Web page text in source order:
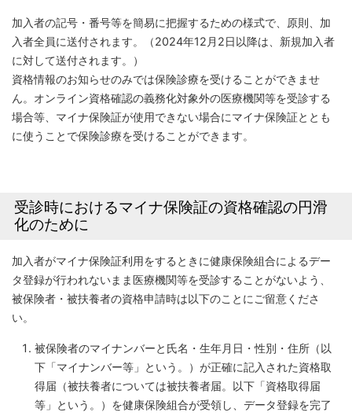
加入者の記号・番号等を簡易に把握するための様式で、原則、加
入者全員に送付されます。（2024年12月2日以降は、新規加入者
に対して送付されます。）
資格情報のお知らせのみでは保険診療を受けることができませ
ん。オンライン資格確認の義務化対象外の医療機関等を受診する
場合等、マイナ保険証が使用できない場合にマイナ保険証ととも
に使うことで保険診療を受けることができます。
受診時におけるマイナ保険証の資格確認の円滑
化のために
加入者がマイナ保険証利用をするときに健康保険組合によるデー
タ登録が行われないまま医療機関等を受診することがないよう、
被保険者・被扶養者の資格申請時は以下のことにご留意くださ
い。
被保険者のマイナンバーと氏名・生年月日・性別・住所（以
下「マイナンバー等」という。）が正確に記入された資格取
得届（被扶養者については被扶養者届。以下「資格取得届
等」という。）を健康保険組合が受領し、データ登録を完了